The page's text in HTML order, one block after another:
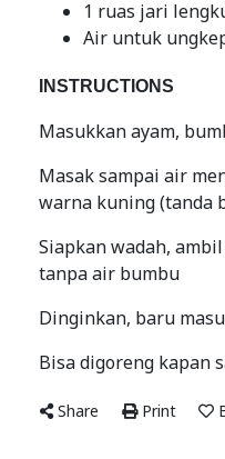
1 ruas jari
Air untuk
INSTRUCTIONS
Masukkan ayam,
Masak sampai air
warna kuning (tanda
Siapkan wadah,
tanpa air bumbu
Dinginkan, baru
Bisa digoreng kapan
Share Print